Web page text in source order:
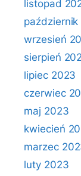
listopad
wrzesień
sierpień
lipiec 2023
czerwiec
maj 2023
kwiecień
marzec
luty 2023